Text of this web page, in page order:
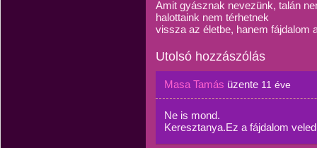
Amit gyásznak nevezünk, talán
halottaink nem térhetnek
vissza az életbe, hanem fájdalom
Utolsó hozzászólás
Masa Tamás üzente 11 éve
Ne is mond.
Keresztanya.Ez a fájdalom